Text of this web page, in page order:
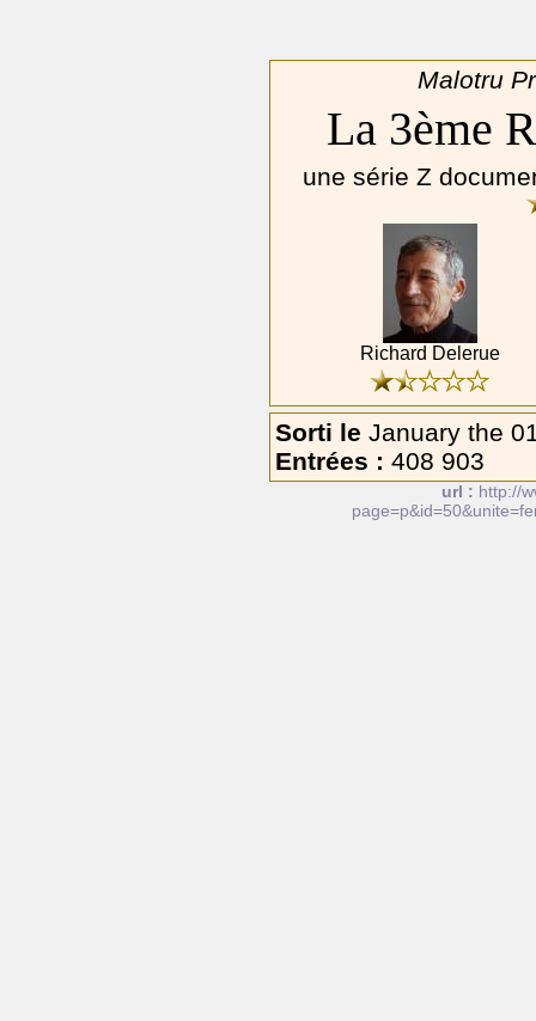
Malotru
La 3ème
une série Z
Richard Delerue
Sorti le January the
Entrées : 408 903
url : http://